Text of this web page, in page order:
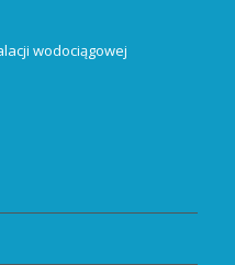
wodociągowej